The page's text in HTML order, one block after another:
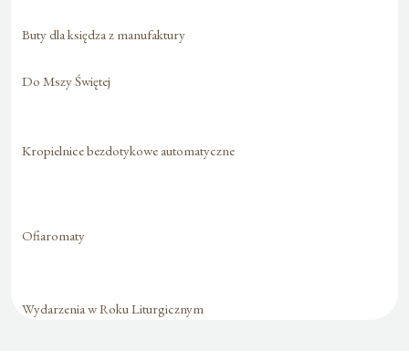
Buty dla księdza z manufaktury
Do Mszy Świętej
Kropielnice bezdotykowe automatyczne
Ofiaromaty
Wydarzenia w Roku Liturgicznym